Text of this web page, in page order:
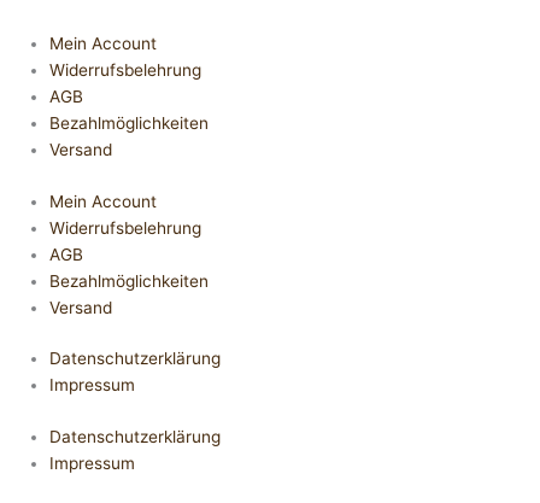
Mein Account
Widerrufsbelehrung
AGB
Bezahlmöglichkeiten
Versand
Mein Account
Widerrufsbelehrung
AGB
Bezahlmöglichkeiten
Versand
Datenschutzerklärung
Impressum
Datenschutzerklärung
Impressum